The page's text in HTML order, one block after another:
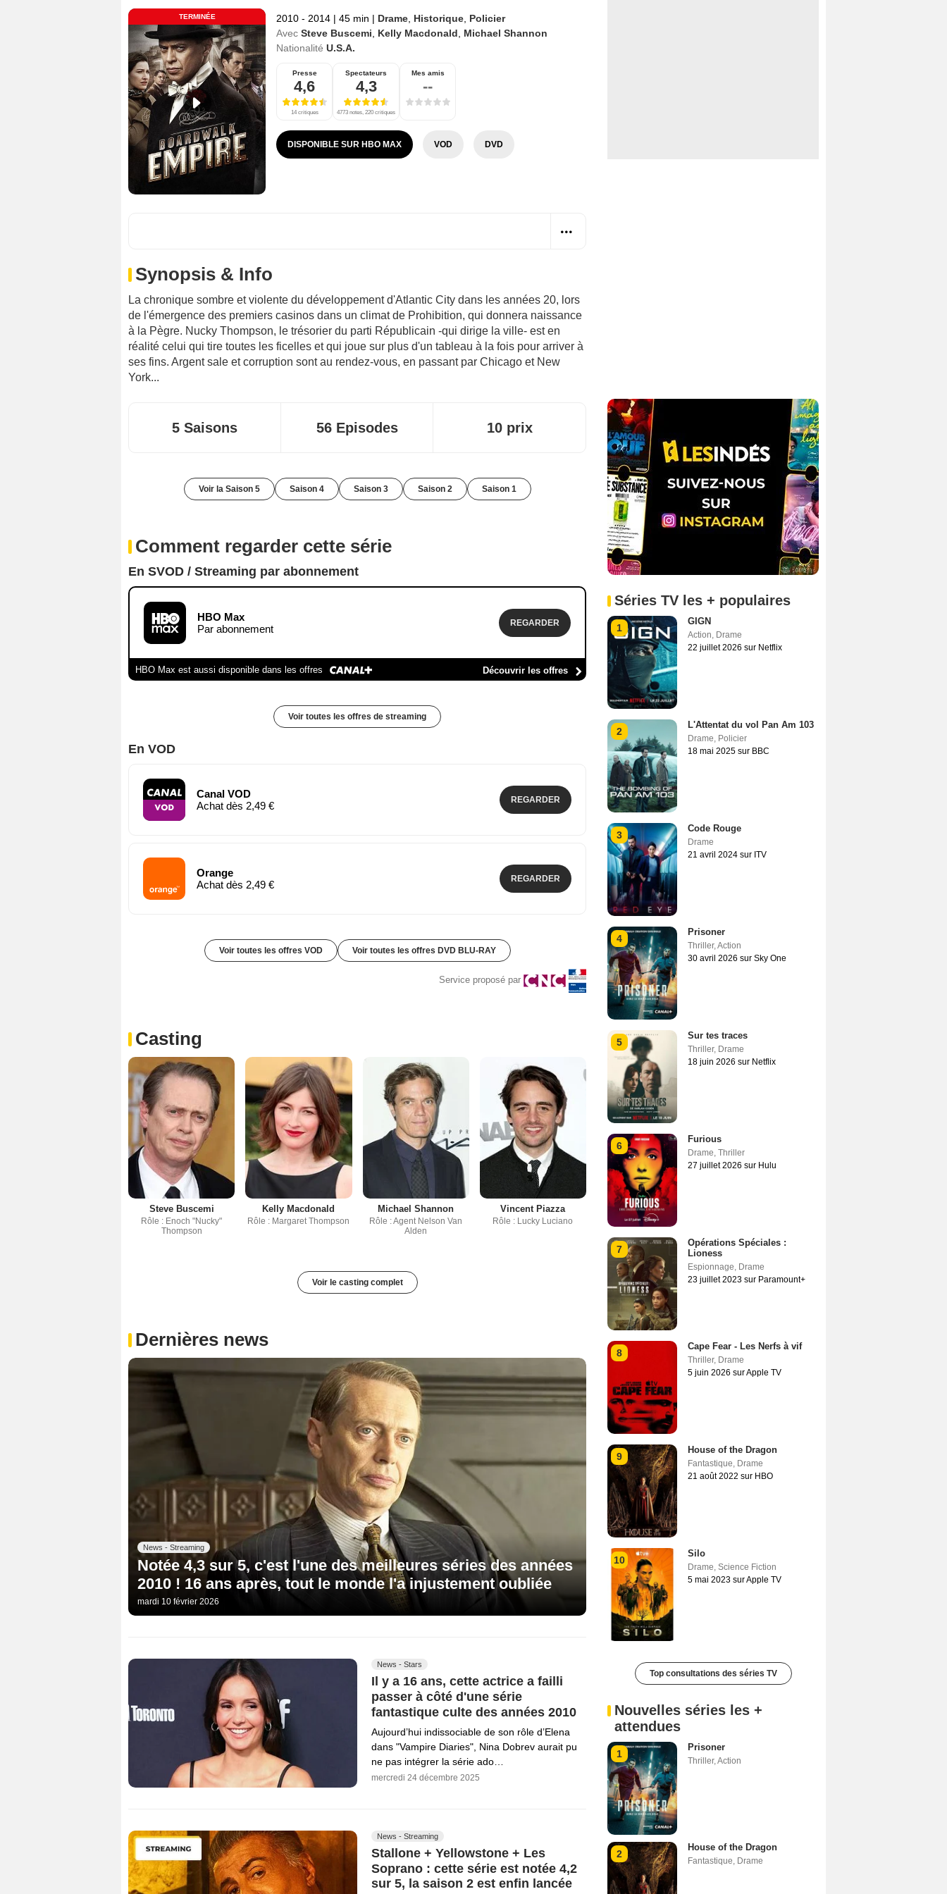
TERMINÉE 2010 - 2014 | 45 min | Drame Historique Policier
Avec Steve Buscemi Kelly Macdonald
Michael Shannon
Nationalité U.S.A.
Presse
4,6
14 critiques
Spectateurs
4,3
4773 notes, 220 critiques
Mes amis
--
DISPONIBLE SUR HBO MAX VOD DVD
Synopsis & Info
La chronique sombre et violente du développement d'Atlantic City dans les années 20, lors
de l'émergence des premiers casinos dans un climat de Prohibition, qui donnera naissance
à la Pègre. Nucky Thompson, le trésorier du parti Républicain -qui dirige la ville- est en
réalité celui qui tire toutes les ficelles et qui joue sur plus d'un tableau à la fois pour arriver à
ses fins. Argent sale et corruption sont au rendez-vous, en passant par Chicago et New
York...
5 Saisons 56 Episodes 10 prix
Voir la Saison 5 Saison 4 Saison 3 Saison 2 Saison 1
Comment regarder cette série
En SVOD / Streaming par abonnement
HBO Max
Par abonnement
REGARDER
HBO Max est aussi disponible dans les offres Découvrir les offres
Voir toutes les offres de streaming
En VOD
Canal VOD
Achat dès 2,49 €
REGARDER
Orange
Achat dès 2,49 €
REGARDER
Voir toutes les offres VOD Voir toutes les offres DVD BLU-RAY
Service proposé par
Casting
Steve Buscemi
Rôle : Enoch "Nucky"
Thompson
Kelly Macdonald
Rôle : Margaret Thompson
Michael Shannon
Rôle : Agent Nelson Van
Alden
Vincent Piazza
Rôle : Lucky Luciano
Voir le casting complet
Dernières news
News - Streaming
Notée 4,3 sur 5, c'est l'une des meilleures séries des années
2010 ! 16 ans après, tout le monde l'a injustement oubliée
mardi 10 février 2026
News - Stars
Il y a 16 ans, cette actrice a failli
passer à côté d'une série
fantastique culte des années 2010
Aujourd’hui indissociable de son rôle d’Elena
dans "Vampire Diaries", Nina Dobrev aurait pu
ne pas intégrer la série ado…
mercredi 24 décembre 2025
News - Streaming
Stallone + Yellowstone + Les
Soprano : cette série est notée 4,2
sur 5, la saison 2 est enfin lancée
Séries TV les + populaires
1
GIGN
Action, Drame
22 juillet 2026 sur Netflix
2
L'Attentat du vol Pan Am 103
Drame, Policier
18 mai 2025 sur BBC
3
Code Rouge
Drame
21 avril 2024 sur ITV
4
Prisoner
Thriller,Action
30 avril 2026 sur Sky One
5
Sur tes traces
Thriller, Drame
18 juin 2026 sur Netflix
6
Furious
Drame, Thriller
27 juillet 2026 sur Hulu
7
Opérations Spéciales :
Lioness
Espionnage, Drame
23 juillet 2023 sur Paramount+
8
Cape Fear - Les Nerfs à vif
Thriller, Drame
5 juin 2026 sur Apple TV
9
House of the Dragon
Fantastique, Drame
21 août 2022 sur HBO
10
Silo
Drame, Science Fiction
5 mai 2023 sur Apple TV
Top consultations des séries TV
Nouvelles séries les +
attendues
1
Prisoner
Thriller,Action
2
House of the Dragon
Fantastique, Drame